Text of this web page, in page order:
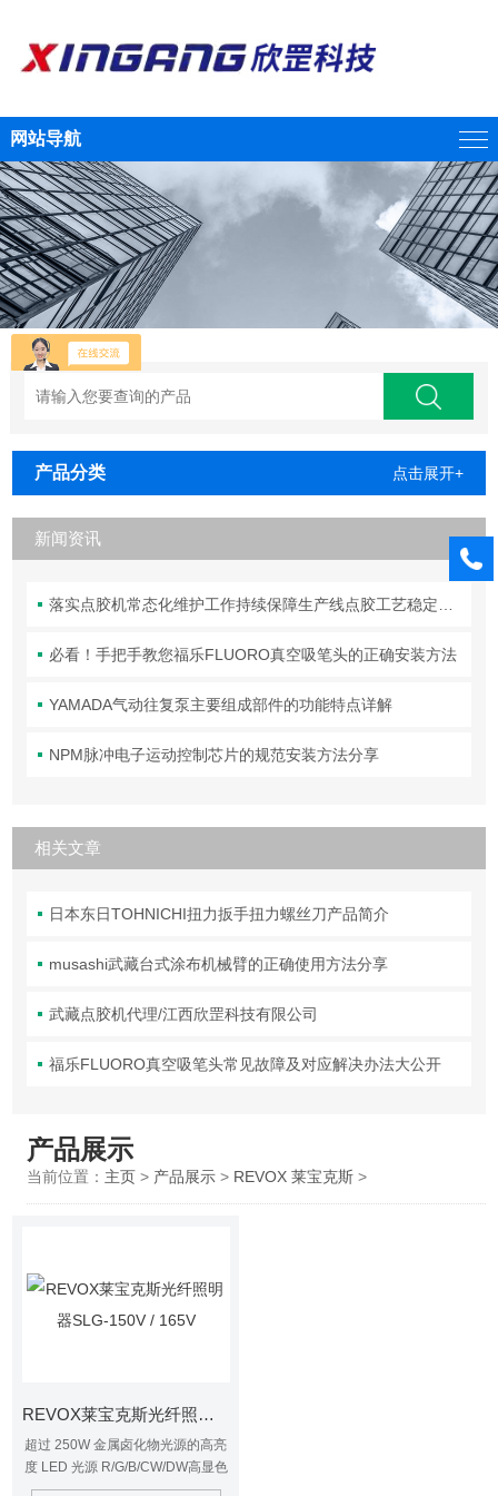
网站导航
产品分类 点击展开+
新闻资讯
落实点胶机常态化维护工作持续保障生产线点胶工艺稳定合规
必看！手把手教您福乐FLUORO真空吸笔头的正确安装方法
YAMADA气动往复泵主要组成部件的功能特点详解
NPM脉冲电子运动控制芯片的规范安装方法分享
相关文章
日本东日TOHNICHI扭力扳手扭力螺丝刀产品简介
musashi武藏台式涂布机械臂的正确使用方法分享
武藏点胶机代理/江西欣罡科技有限公司
福乐FLUORO真空吸笔头常见故障及对应解决办法大公开
产品展示
当前位置： 主页> 产品展示> REVOX 莱宝克斯>
REVOX莱宝克斯光纤照明器SLG-150V / 165V
超过 250W 金属卤化物光源的高亮
度 LED 光源 R/G/B/CW/DW高显色
型5色的标准阵容 使用我们控制技